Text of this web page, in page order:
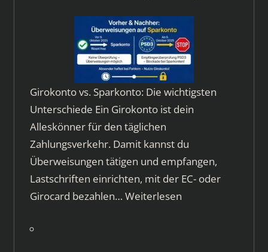
Girokonto vs. Sparkonto: Die wichtigsten
Unterschiede Ein Girokonto ist dein
Alleskönner für den täglichen
Zahlungsverkehr. Damit kannst du
Überweisungen tätigen und empfangen,
Lastschriften einrichten, mit der EC- oder
Girocard bezahlen… Weiterlesen